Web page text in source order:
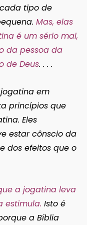
tipo de
Mas, elas
é um sério mal,
da pessoa da
de Deus. . . .
em
princípios que
Eles
estar cônscio da
dos efeitos que o
a jogatina leva
estimula. Isto é
a Bíblia